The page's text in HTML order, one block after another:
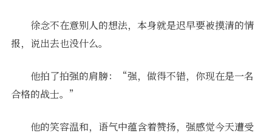
徐念不在意别人的想法，本身就是迟早要被摸清的情
报，说出去也没什么。
他拍了拍强的肩膀：“强，做得不错，你现在是一名
合格的战士。”
他的笑容温和，语气中蕴含着赞扬，强感觉今天遭受